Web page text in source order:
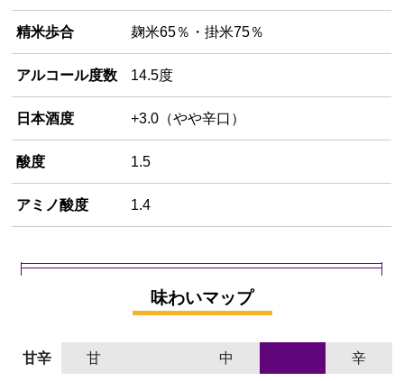
精米歩合 麹米65％・掛米75％
アルコール度数 14.5度
日本酒度 +3.0（やや辛口）
酸度 1.5
アミノ酸度 1.4
味わいマップ
甘辛 甘 中 辛